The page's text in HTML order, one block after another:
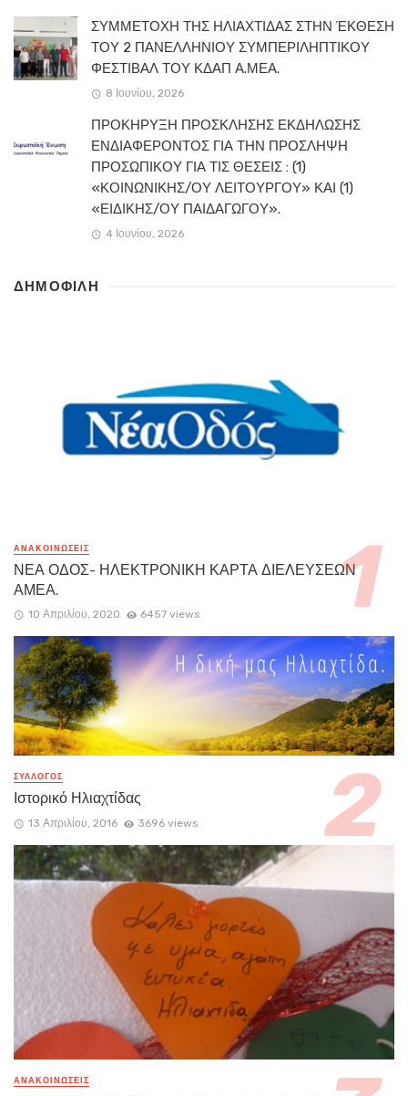
ΣΥΜΜΕΤΟΧΗ ΤΗΣ ΗΛΙΑΧΤΙΔΑΣ ΣΤΗΝ ΈΚΘΕΣΗ
ΤΟΥ 2 ΠΑΝΕΛΛΗΝΙΟΥ ΣΥΜΠΕΡΙΛΗΠΤΙΚΟΥ
ΦΕΣΤΙΒΑΛ ΤΟΥ ΚΔΑΠ Α.ΜΕΑ.
8 Ιουνίου, 2026
ΠΡΟΚΗΡΥΞΗ ΠΡΟΣΚΛΗΣΗΣ ΕΚΔΗΛΩΣΗΣ
ΕΝΔΙΑΦΕΡΟΝΤΟΣ ΓΙΑ ΤΗΝ ΠΡΟΣΛΗΨΗ
ΠΡΟΣΩΠΙΚΟΥ ΓΙΑ ΤΙΣ ΘΕΣΕΙΣ : (1)
«ΚΟΙΝΩΝΙΚΗΣ/ΟΥ ΛΕΙΤΟΥΡΓΟΥ» ΚΑΙ (1)
«ΕΙΔΙΚΗΣ/ΟΥ ΠΑΙΔΑΓΩΓΟΥ».
4 Ιουνίου, 2026
ΔΗΜΟΦΙΛΗ
ΑΝΑΚΟΙΝΏΣΕΙΣ
ΝΕΑ ΟΔΟΣ- ΗΛΕΚΤΡΟΝΙΚΗ ΚΑΡΤΑ ΔΙΕΛΕΥΣΕΩΝ
ΑΜΕΑ.
10 Απριλίου, 2020 6457 views
ΣΥΛΛΟΓΟΣ
Ιστορικό Ηλιαχτίδας
13 Απριλίου, 2016 3696 views
ΑΝΑΚΟΙΝΏΣΕΙΣ